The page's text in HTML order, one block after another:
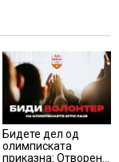
Бидете дел од
олимписката
приказна: Отворени